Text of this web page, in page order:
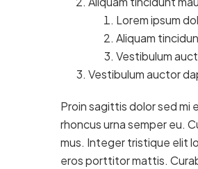
Lorem ipsum
Aliquam
Vestibulum
Vestibulum auctor
Proin sagittis dolor sed mi
rhoncus urna semper eu.
mus. Integer tristique elit
eros porttitor mattis.